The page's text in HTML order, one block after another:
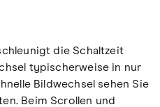
die Schaltzeit
typischerweise in nur
Bildwechsel sehen Sie
Beim Scrollen und